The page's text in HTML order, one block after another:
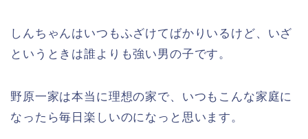
しんちゃんはいつもふざけてばかりいるけど、いざ
というときは誰よりも強い男の子です。
野原一家は本当に理想の家で、いつもこんな家庭に
なったら毎日楽しいのになっと思います。